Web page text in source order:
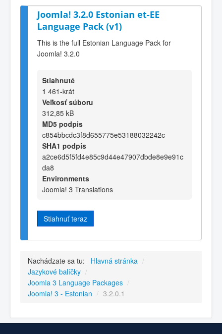
Joomla! 3.2.0 Estonian et-EE
Language Pack (v1)
This is the full Estonian Language Pack for
Joomla! 3.2.0
Stiahnuté
1 461-krát
Veľkosť súboru
312,85 kB
MD5 podpis
c854bbcdc3f8d655775e53188032242c
SHA1 podpis
a2ce6d5f5fd4e85c9d44e47907dbde8e9e91c
da8
Environments
Joomla! 3 Translations
Stiahnuť teraz
Nachádzate sa tu: Hlavná stránka /
Jazykové balíčky /
Joomla 3 Language Packages /
Joomla! 3 - Estonian / 3.2.0.1